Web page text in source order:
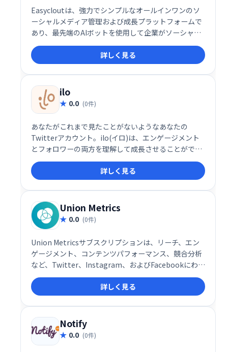
Easycloutは、強力でシンプルなオールインワンのソ
ーシャルメディア管理および成長プラットフォームで
あり、最先端のAIボットを使用して企業がソーシャル
メディアマーケティングのコストを削減するのに役立
ちます。時間を節約し、生産性を高め、より良いビジ
ネス結果を達成します。
詳しく見る
ilo
0.0 (0件)
あなたがこれまで見たことがないようなあなたの
Twitterアカウント。ilo(イロ)は、エンゲージメント
とフォロワーの両方を理解して成長させることができ
るように、有用なメトリックを表示します。
詳しく見る
Union Metrics
0.0 (0件)
Union Metricsサブスクリプションは、リーチ、エン
ゲージメント、コンテンツパフォーマンス、競合分析
など、Twitter、Instagram、およびFacebookにわた
るソーシャル投稿に関する詳細な分析を提供します。
あなたにとって重要なすべてのトピックとプロファイ
ルを監視します。月額わずか29ドルから！
詳しく見る
Notify
0.0 (0件)